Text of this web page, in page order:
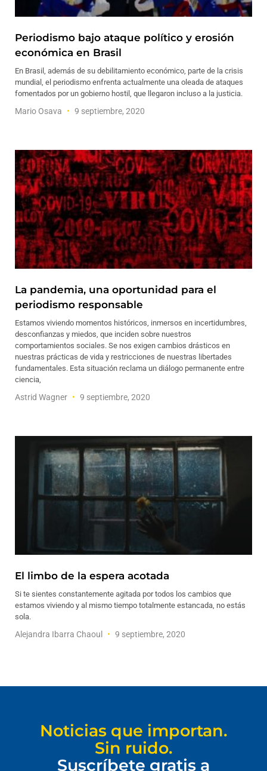
Periodismo bajo ataque político y erosión
económica en Brasil
En Brasil, además de su debilitamiento económico, parte de la crisis
mundial, el periodismo enfrenta actualmente una oleada de ataques
fomentados por un gobierno hostil, que llegaron incluso a la justicia.
Mario Osava 9 septiembre, 2020
La pandemia, una oportunidad para el
periodismo responsable
Estamos viviendo momentos históricos, inmersos en incertidumbres,
desconfianzas y miedos, que inciden sobre nuestros
comportamientos sociales. Se nos exigen cambios drásticos en
nuestras prácticas de vida y restricciones de nuestras libertades
fundamentales. Esta situación reclama un diálogo permanente entre
ciencia,
Astrid Wagner 9 septiembre, 2020
El limbo de la espera acotada
Si te sientes constantemente agitada por todos los cambios que
estamos viviendo y al mismo tiempo totalmente estancada, no estás
sola.
Alejandra Ibarra Chaoul 9 septiembre, 2020
Noticias que importan.
Sin ruido.
Suscríbete gratis a